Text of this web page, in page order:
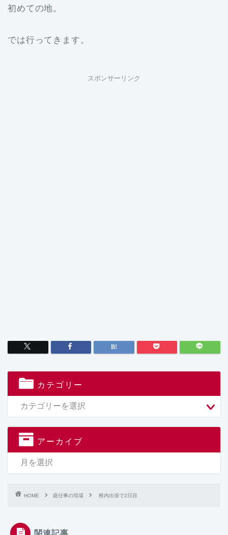
初めての地。
では行ってきます。
スポンサーリンク
カテゴリー
アーカイブ
HOME 庭仕事の現場 稚内出張で2日目